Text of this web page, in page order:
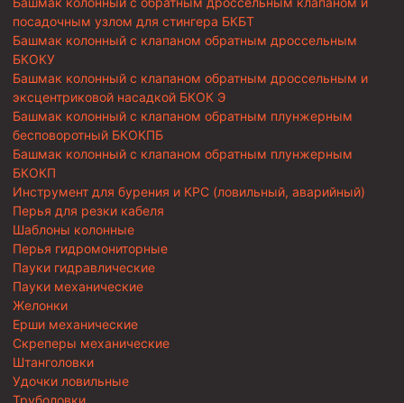
посадочным узлом для стингера БКБТ
Башмак колонный с клапаном обратным дроссельным
БКОКУ
Башмак колонный с клапаном обратным дроссельным и
эксцентриковой насадкой БКОК Э
Башмак колонный с клапаном обратным плунжерным
бесповоротный БКОКПБ
Башмак колонный с клапаном обратным плунжерным
БКОКП
Инструмент для бурения и КРС (ловильный, аварийный)
Перья для резки кабеля
Шаблоны колонные
Перья гидромониторные
Пауки гидравлические
Пауки механические
Желонки
Ерши механические
Скреперы механические
Штанголовки
Удочки ловильные
Труболовки